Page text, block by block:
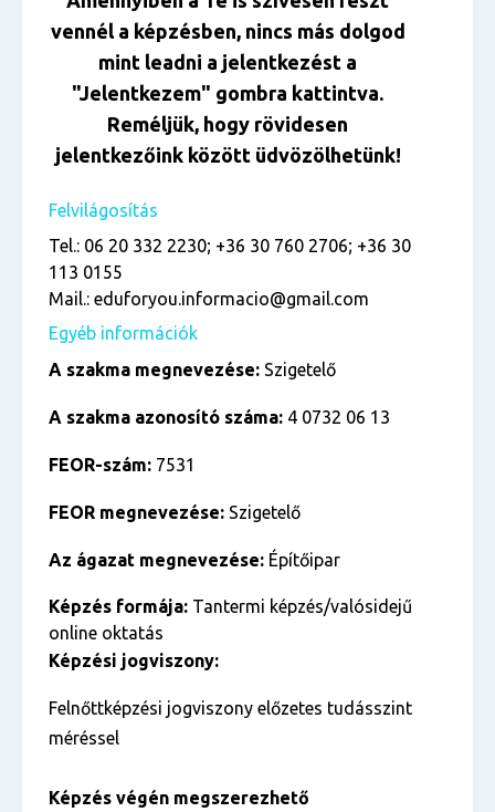
vennél a képzésben, nincs más dolgod
mint leadni a jelentkezést a
"Jelentkezem" gombra kattintva.
Reméljük, hogy rövidesen
jelentkezőink között üdvözölhetünk!
Felvilágosítás
Tel.: 06 20 332 2230; +36 30 760 2706; +36 30
113 0155
Mail.: eduforyou.informacio@gmail.com
Egyéb információk
A szakma megnevezése: Szigetelő
A szakma azonosító száma: 4 0732 06 13
FEOR-szám: 7531
FEOR megnevezése: Szigetelő
Az ágazat megnevezése: Építőipar
Képzés formája: Tantermi képzés/valósidejű
online oktatás
Képzési jogviszony:
Felnőttképzési jogviszony előzetes tudásszint
méréssel
Képzés végén megszerezhető